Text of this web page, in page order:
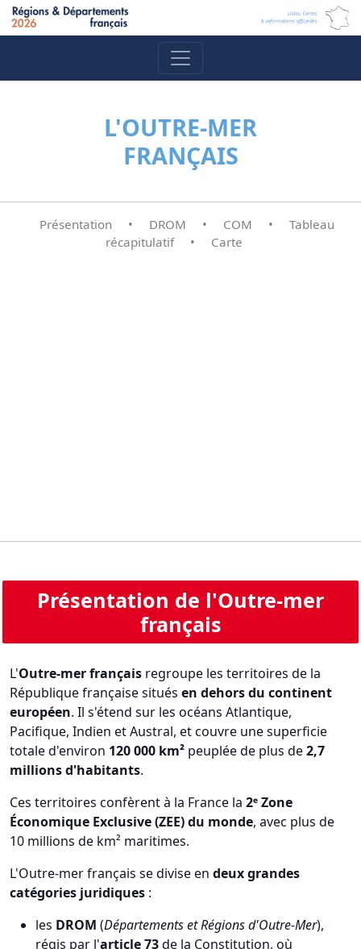
L'OUTRE-MER
FRANÇAIS
Présentation • DROM • COM •
Tableau
récapitulatif
• Carte
Présentation de l'Outre-mer
français
L'Outre-mer français regroupe les territoires de la
République française situés en dehors du continent
européen. Il s'étend sur les océans Atlantique,
Pacifique, Indien et Austral, et couvre une superficie
totale d'environ 120 000 km² peuplée de plus de2,7
millions d'habitants.
Ces territoires confèrent à la France la 2ᵉ Zone
Économique Exclusive (ZEE) du monde, avec plus de
10 millions de km² maritimes.
L'Outre-mer français se divise en deux grandes
catégories juridiques :
les DROM (Départements et Régions d'Outre-Mer),
régis par l'article 73de la Constitution, où